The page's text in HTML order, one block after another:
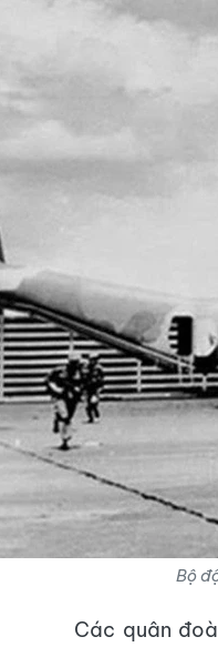
Bộ
Các quân